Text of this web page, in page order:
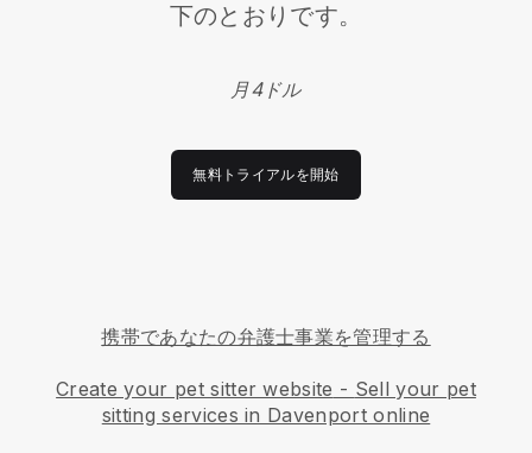
下のとおりです。
月4ドル
無料トライアルを開始
携帯であなたの弁護士事業を管理する
Create your pet sitter website - Sell your pet
sitting services in Davenport online